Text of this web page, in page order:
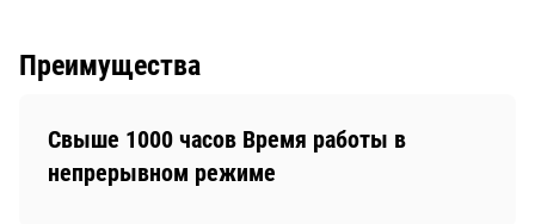
Преимущества
Свыше 1000 часов Время работы в
непрерывном режиме